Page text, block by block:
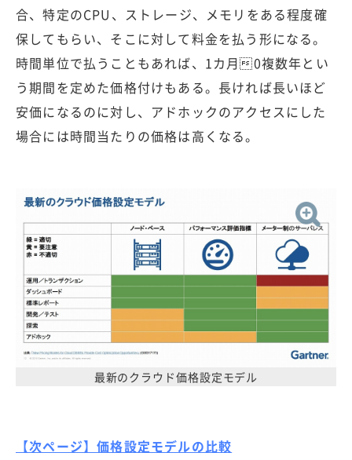
合、特定のCPU、ストレージ、メモリをある程度確
保してもらい、そこに対して料金を払う形になる。
時間単位で払うこともあれば、1カ月0複数年とい
う期間を定めた価格付けもある。長ければ長いほど
安価になるのに対し、アドホックのアクセスにした
場合には時間当たりの価格は高くなる。
最新のクラウド価格設定モデル
【次ページ】価格設定モデルの比較